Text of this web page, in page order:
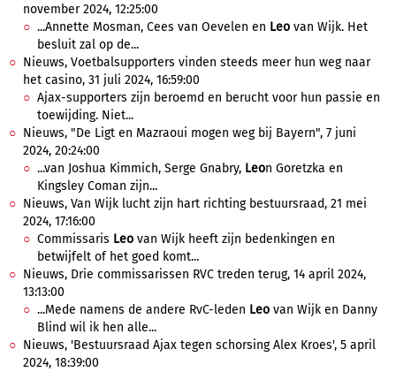
november 2024, 12:25:00
...Annette Mosman, Cees van Oevelen en Leo van Wijk. Het
besluit zal op de...
Nieuws, Voetbalsupporters vinden steeds meer hun weg naar
het casino, 31 juli 2024, 16:59:00
Ajax-supporters zijn beroemd en berucht voor hun passie en
toewijding. Niet...
Nieuws, "De Ligt en Mazraoui mogen weg bij Bayern", 7 juni
2024, 20:24:00
...van Joshua Kimmich, Serge Gnabry, Leon Goretzka en
Kingsley Coman zijn...
Nieuws, Van Wijk lucht zijn hart richting bestuursraad, 21 mei
2024, 17:16:00
Commissaris Leo van Wijk heeft zijn bedenkingen en
betwijfelt of het goed komt...
Nieuws, Drie commissarissen RVC treden terug, 14 april 2024,
13:13:00
...Mede namens de andere RvC-leden Leo van Wijk en Danny
Blind wil ik hen alle...
Nieuws, 'Bestuursraad Ajax tegen schorsing Alex Kroes', 5 april
2024, 18:39:00